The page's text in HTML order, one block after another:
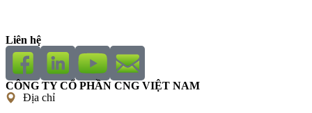
Liên hệ
CÔNG TY CỔ PHẦN CNG VIỆT NAM
Địa chỉ